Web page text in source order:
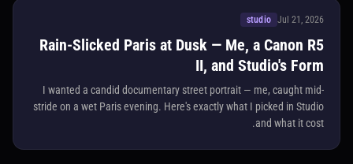
Jul 21, 2026
studio
Rain-Slicked Paris at Dusk — Me, a Canon R5
II, and Studio's Form
I wanted a candid documentary street portrait — me, caught mid-
stride on a wet Paris evening. Here's exactly what I picked in Studio
and what it cost.